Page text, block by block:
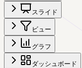
スライド
ビュー
グラフ
ダッシュボード